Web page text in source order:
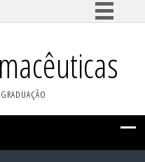
Comunica BR
Participe
Acesso à informação